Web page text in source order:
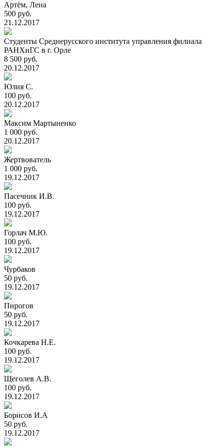
Артём, Лена
500 руб.
21.12.2017
Студенты Среднерусского института управления филиала
РАНХиГС в г. Орле
8 500 руб.
20.12.2017
Юлия С.
100 руб.
20.12.2017
Максим Мартыненко
1 000 руб.
20.12.2017
Жертвователь
1 000 руб.
19.12.2017
Пасечник И.В.
100 руб.
19.12.2017
Горлач М.Ю.
100 руб.
19.12.2017
Чурбаков
50 руб.
19.12.2017
Пирогов
50 руб.
19.12.2017
Кочкарева Н.Е.
100 руб.
19.12.2017
Щеголев А.В.
100 руб.
19.12.2017
Борисов И.А
50 руб.
19.12.2017